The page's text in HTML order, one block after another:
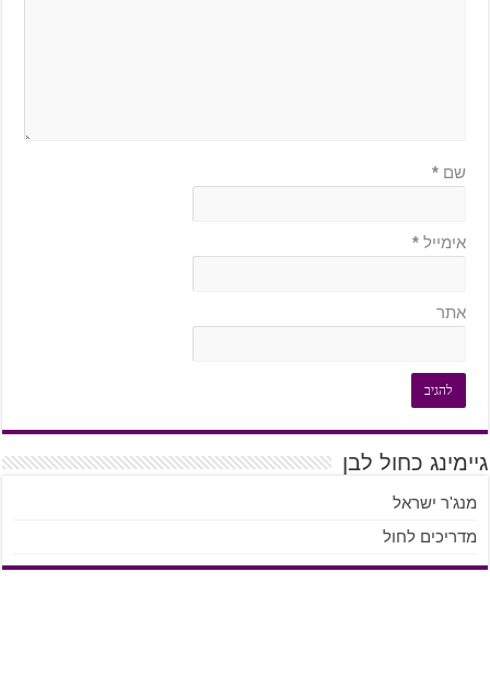
שם *
אימייל *
אתר
גיימינג כחול לבן
מנג'ר ישראל
מדריכים לחול